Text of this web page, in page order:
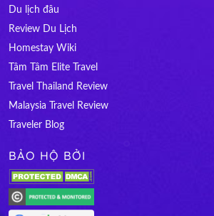
Du lịch đâu
Review Du Lịch
Homestay Wiki
Tâm Tâm Elite Travel
Travel Thailand Review
Malaysia Travel Review
Traveler Blog
BẢO HỘ BỞI